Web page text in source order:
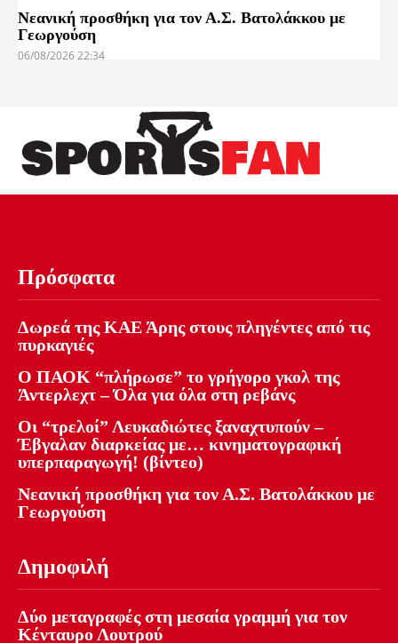
Νεανική προσθήκη για τον Α.Σ. Βατολάκκου με
Γεωργούση
06/08/2026 22:34
Πρόσφατα
Δωρεά της ΚΑΕ Άρης στους πληγέντες από τις
πυρκαγιές
Ο ΠΑΟΚ “πλήρωσε” το γρήγορο γκολ της
Άντερλεχτ – Όλα για όλα στη ρεβάνς
Οι “τρελοί” Λευκαδιώτες ξαναχτυπούν –
Έβγαλαν διαρκείας με… κινηματογραφική
υπερπαραγωγή! (βίντεο)
Νεανική προσθήκη για τον Α.Σ. Βατολάκκου με
Γεωργούση
Δημοφιλή
Δύο μεταγραφές στη μεσαία γραμμή για τον
Κένταυρο Λουτρού